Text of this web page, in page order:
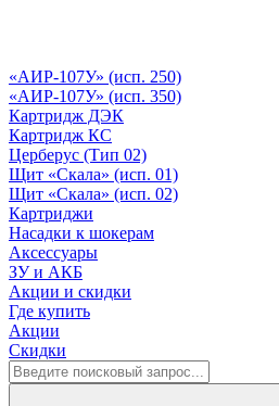
«АИР-107У» (исп. 250)
«АИР-107У» (исп. 350)
Картридж ДЭК
Картридж КС
Церберус (Тип 02)
Щит «Скала» (исп. 01)
Щит «Скала» (исп. 02)
Картриджи
Насадки к шокерам
Аксессуары
ЗУ и АКБ
Акции и скидки
Где купить
Акции
Скидки